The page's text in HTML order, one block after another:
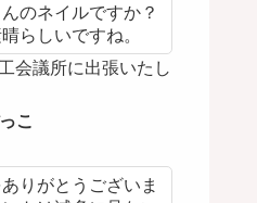
のネイルですか？
らしいですね。
会議所に出張いたし
こ
りがとうございま